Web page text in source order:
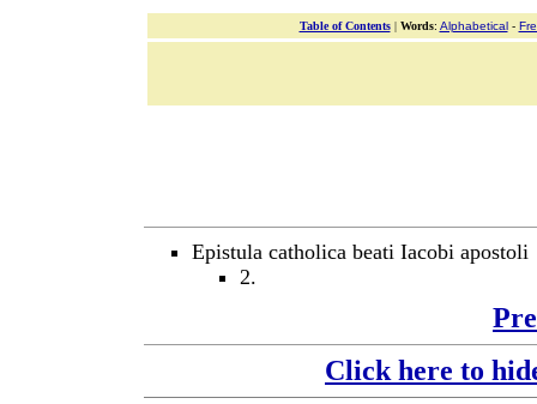
Table of Contents| Words: Alphabetical-
Epistula catholica beati Iacobi apostoli
2.
Click here to